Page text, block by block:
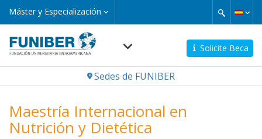
Pasar
principal
Máster y Especialización
Máster
y
Solicite Beca
Navegación
Sedes de FUNIBER
Maestría Internacional en
Nutrición y Dietética